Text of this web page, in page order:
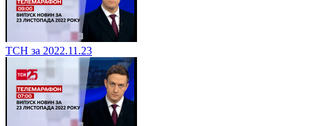
ТСН за 2022.11.23